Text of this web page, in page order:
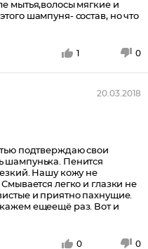
мытья,волосы мягкие и
шампуня- состав, но что
1 0
20.03.2018
подтверждаю свои
шампунька. Пенится
Нашу кожу не
легко и глазки не
и приятно пахнущие.
ещеещё раз. Вот и
0 0